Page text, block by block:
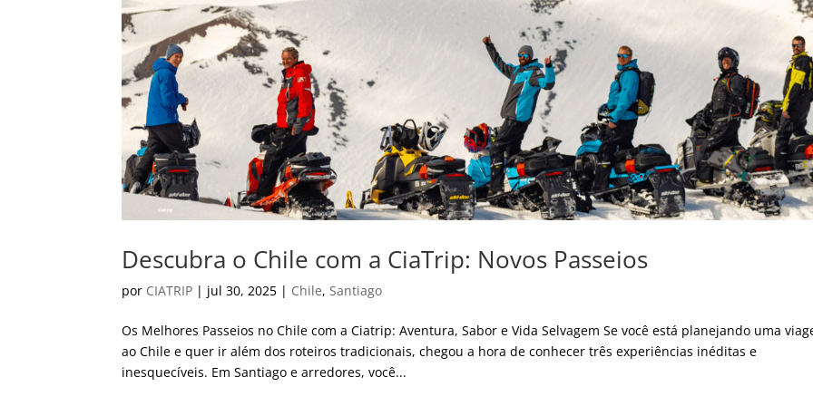
Descubra o Chile com a CiaTrip: Novos Passeios
por CIATRIP | jul 30, 2025 | Chile,Santiago
Os Melhores Passeios no Chile com a Ciatrip: Aventura, Sabor e Vida Selvagem Se você está planejando uma
ao Chile e quer ir além dos roteiros tradicionais, chegou a hora de conhecer três experiências inéditas e
inesquecíveis. Em Santiago e arredores, você...